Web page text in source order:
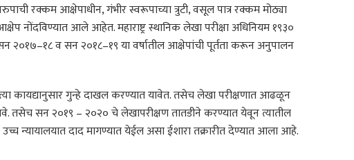
रक्कम आक्षेपाधीन, गंभीर स्वरूपाच्या त्रुटी, वसूल पात्र रक्कम मोठ्या
नोंदविण्यात आले आहेत. महाराष्ट्र स्थानिक लेखा परीक्षा अधिनियम १९३०
व सन २०१८–१९ या वर्षातील आक्षेपांची पूर्तता करून अनुपालन
त्या कायद्यानुसार गुन्हे दाखल करण्यात यावेत. तसेच लेखा परीक्षणात आढळून
तसेच सन २०१९ – २०२० चे लेखापरीक्षण तातडीने करण्यात येवून त्यातील
न्यायालयात दाद मागण्यात येईल असा ईशारा तक्रारीत देण्यात आला आहे.